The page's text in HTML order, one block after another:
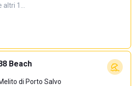
altri 1…
Beach
di Porto Salvo